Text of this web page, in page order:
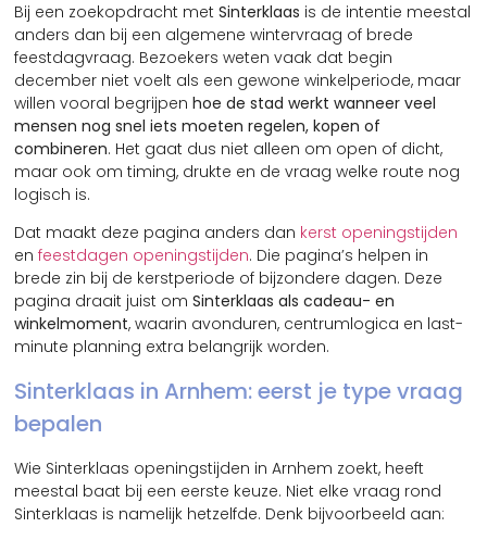
Bij een zoekopdracht metSinterklaas is de intentie meestal
anders dan bij een algemene wintervraag of brede
feestdagvraag. Bezoekers weten vaak dat begin
december niet voelt als een gewone winkelperiode, maar
willen vooral begrijpenhoe de stad werkt wanneer veel
mensen nog snel iets moeten regelen, kopen of
combineren. Het gaat dus niet alleen om open of dicht,
maar ook om timing, drukte en de vraag welke route nog
logisch is.
Dat maakt deze pagina anders dan kerst openingstijden
enfeestdagen openingstijden. Die pagina’s helpen in
brede zin bij de kerstperiode of bijzondere dagen. Deze
pagina draait juist omSinterklaas als cadeau- en
winkelmoment, waarin avonduren, centrumlogica en last-
minute planning extra belangrijk worden.
Sinterklaas in Arnhem: eerst je type vraag
bepalen
Wie Sinterklaas openingstijden in Arnhem zoekt, heeft
meestal baat bij een eerste keuze. Niet elke vraag rond
Sinterklaas is namelijk hetzelfde. Denk bijvoorbeeld aan: